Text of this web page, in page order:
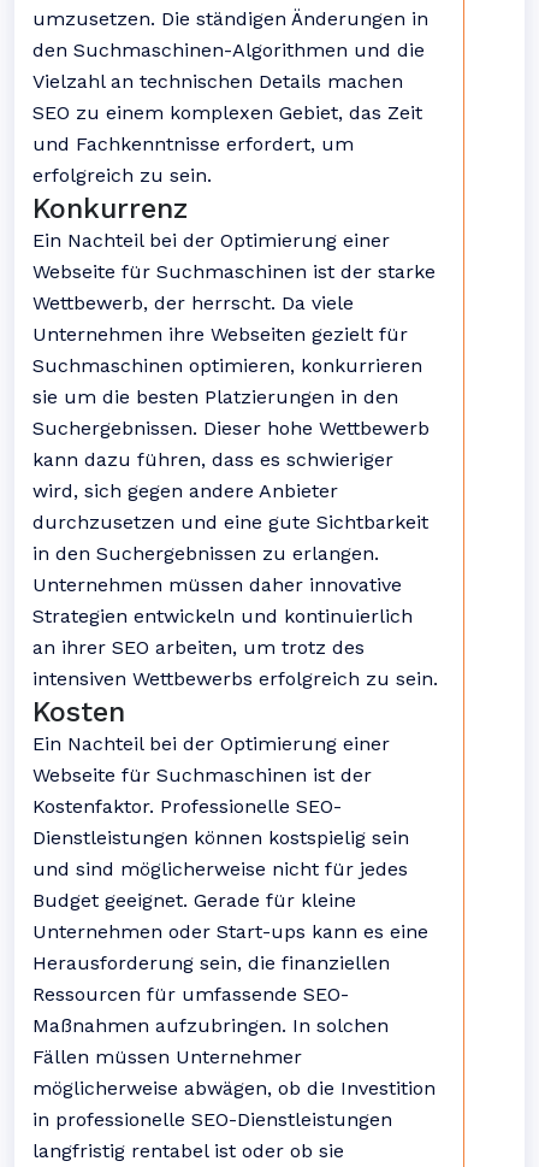
umzusetzen. Die ständigen Änderungen in
den Suchmaschinen-Algorithmen und die
Vielzahl an technischen Details machen
SEO zu einem komplexen Gebiet, das Zeit
und Fachkenntnisse erfordert, um
erfolgreich zu sein.
Konkurrenz
Ein Nachteil bei der Optimierung einer
Webseite für Suchmaschinen ist der starke
Wettbewerb, der herrscht. Da viele
Unternehmen ihre Webseiten gezielt für
Suchmaschinen optimieren, konkurrieren
sie um die besten Platzierungen in den
Suchergebnissen. Dieser hohe Wettbewerb
kann dazu führen, dass es schwieriger
wird, sich gegen andere Anbieter
durchzusetzen und eine gute Sichtbarkeit
in den Suchergebnissen zu erlangen.
Unternehmen müssen daher innovative
Strategien entwickeln und kontinuierlich
an ihrer SEO arbeiten, um trotz des
intensiven Wettbewerbs erfolgreich zu sein.
Kosten
Ein Nachteil bei der Optimierung einer
Webseite für Suchmaschinen ist der
Kostenfaktor. Professionelle SEO-
Dienstleistungen können kostspielig sein
und sind möglicherweise nicht für jedes
Budget geeignet. Gerade für kleine
Unternehmen oder Start-ups kann es eine
Herausforderung sein, die finanziellen
Ressourcen für umfassende SEO-
Maßnahmen aufzubringen. In solchen
Fällen müssen Unternehmer
möglicherweise abwägen, ob die Investition
in professionelle SEO-Dienstleistungen
langfristig rentabel ist oder ob sie